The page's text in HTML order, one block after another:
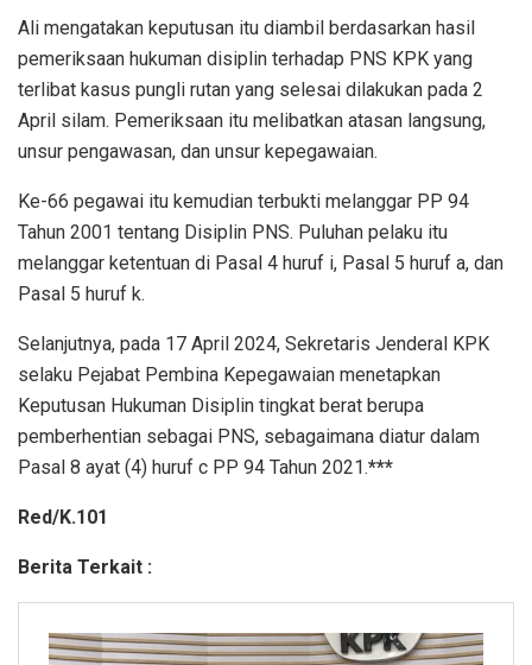
Ali mengatakan keputusan itu diambil berdasarkan hasil
pemeriksaan hukuman disiplin terhadap PNS KPK yang
terlibat kasus pungli rutan yang selesai dilakukan pada 2
April silam. Pemeriksaan itu melibatkan atasan langsung,
unsur pengawasan, dan unsur kepegawaian.
Ke-66 pegawai itu kemudian terbukti melanggar PP 94
Tahun 2001 tentang Disiplin PNS. Puluhan pelaku itu
melanggar ketentuan di Pasal 4 huruf i, Pasal 5 huruf a, dan
Pasal 5 huruf k.
Selanjutnya, pada 17 April 2024, Sekretaris Jenderal KPK
selaku Pejabat Pembina Kepegawaian menetapkan
Keputusan Hukuman Disiplin tingkat berat berupa
pemberhentian sebagai PNS, sebagaimana diatur dalam
Pasal 8 ayat (4) huruf c PP 94 Tahun 2021.***
Red/K.101
Berita Terkait :